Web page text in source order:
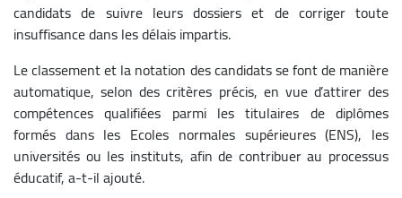
candidats de suivre leurs dossiers et de corriger toute
insuffisance dans les délais impartis.
Le classement et la notation des candidats se font de manière
automatique, selon des critères précis, en vue d’attirer des
compétences qualifiées parmi les titulaires de diplômes
formés dans les Ecoles normales supérieures (ENS), les
universités ou les instituts, afin de contribuer au processus
éducatif, a-t-il ajouté.